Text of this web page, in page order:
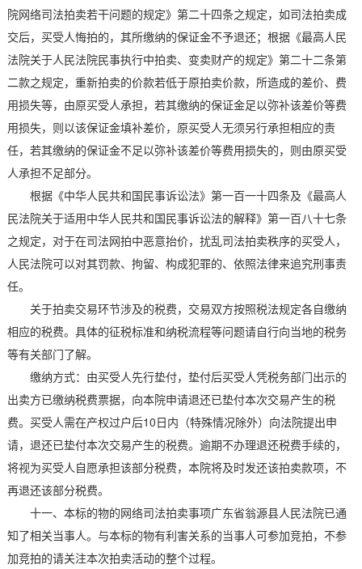
院网络司法拍卖若干问题的规定》第二十四条之规定，如司法拍卖成
交后，买受人悔拍的，其所缴纳的保证金不予退还；根据《最高人民
法院关于人民法院民事执行中拍卖、变卖财产的规定》第二十二条第
二款之规定，重新拍卖的价款若低于原拍卖价款，所造成的差价、费
用损失等，由原买受人承担，若其缴纳的保证金足以弥补该差价等费
用损失，则以该保证金填补差价，原买受人无须另行承担相应的责
任，若其缴纳的保证金不足以弥补该差价等费用损失的，则由原买受
人承担不足部分。
根据《中华人民共和国民事诉讼法》第一百一十四条及《最高人
民法院关于适用中华人民共和国民事诉讼法的解释》第一百八十七条
之规定，对于在司法网拍中恶意抬价，扰乱司法拍卖秩序的买受人，
人民法院可以对其罚款、拘留、构成犯罪的、依照法律来追究刑事责
任。
关于拍卖交易环节涉及的税费，交易双方按照税法规定各自缴纳
相应的税费。具体的征税标准和纳税流程等问题请自行向当地的税务
等有关部门了解。
缴纳方式：由买受人先行垫付，垫付后买受人凭税务部门出示的
出卖方已缴纳税费票据，向本院申请退还已垫付本次交易产生的税
费。买受人需在产权过户后10日内（特殊情况除外）向法院提出申
请，退还已垫付本次交易产生的税费。逾期不办理退还税费手续的，
将视为买受人自愿承担该部分税费，本院将及时发还该拍卖款项，不
再退还该部分税费。
十一、本标的物的网络司法拍卖事项广东省翁源县人民法院已通
知了相关当事人。与本标的物有利害关系的当事人可参加竞拍，不参
加竞拍的请关注本次拍卖活动的整个过程。